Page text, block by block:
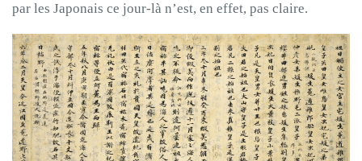
par les Japonais ce jour-là n’est, en effet, pas claire.